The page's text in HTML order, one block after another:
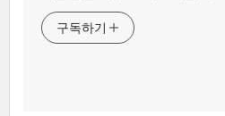
구독하기